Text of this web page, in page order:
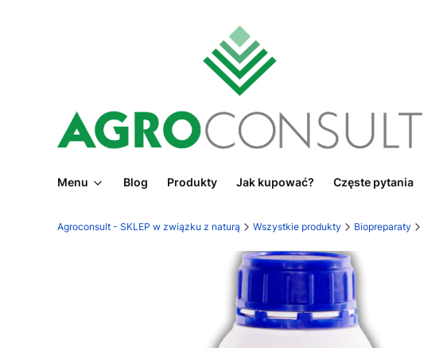
Menu Blog Produkty Jak kupować? Częste pytania
Agroconsult - SKLEP w związku z naturą Wszystkie produkty Biopreparaty